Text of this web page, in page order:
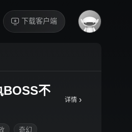
下载客户端
BOSS不
详情 ›
奇幻